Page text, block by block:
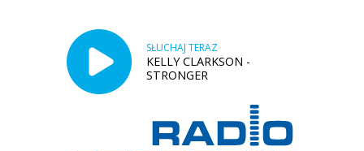
SŁUCHAJ TERAZ
KELLY CLARKSON -
STRONGER